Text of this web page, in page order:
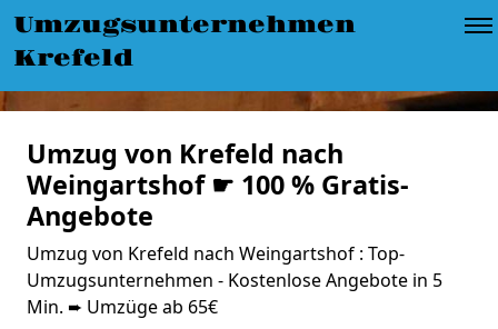
Umzugsunternehmen
Krefeld
Umzug von Krefeld nach
Weingartshof ☛ 100 % Gratis-
Angebote
Umzug von Krefeld nach Weingartshof : Top-
Umzugsunternehmen - Kostenlose Angebote in 5
Min. ➨ Umzüge ab 65€